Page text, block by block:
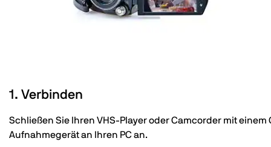
1. Verbinden
Schließen Sie Ihren VHS-Player oder Camcorder mit
Aufnahmegerät an Ihren PC an.